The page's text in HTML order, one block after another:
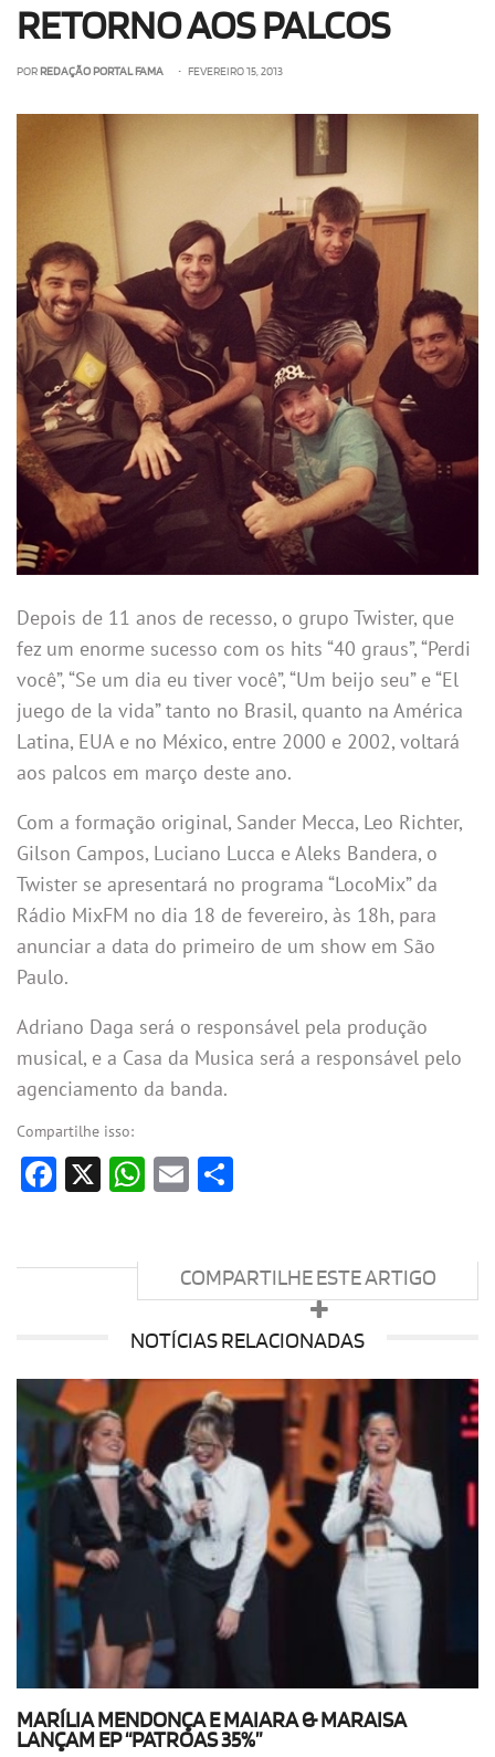
RETORNO AOS PALCOS
POR REDAÇÃO PORTAL FAMA • FEVEREIRO 15, 2013
Depois de 11 anos de recesso, o grupo Twister, que
fez um enorme sucesso com os hits “40 graus”, “Perdi
você”, “Se um dia eu tiver você”, “Um beijo seu” e “El
juego de la vida” tanto no Brasil, quanto na América
Latina, EUA e no México, entre 2000 e 2002, voltará
aos palcos em março deste ano.
Com a formação original, Sander Mecca, Leo Richter,
Gilson Campos, Luciano Lucca e Aleks Bandera, o
Twister se apresentará no programa “LocoMix” da
Rádio MixFM no dia 18 de fevereiro, às 18h, para
anunciar a data do primeiro de um show em São
Paulo.
Adriano Daga será o responsável pela produção
musical, e a Casa da Musica será a responsável pelo
agenciamento da banda.
Compartilhe isso:
Facebook
X WhatsApp
Email
COMPARTILHE ESTE ARTIGO
NOTÍCIAS RELACIONADAS
MARÍLIA MENDONÇA E MAIARA & MARAISA
LANÇAM EP “PATROAS 35%”